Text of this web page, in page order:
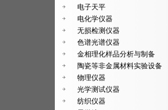
电子天平
电化学仪器
无损检测仪器
色谱光谱仪器
金相理化样品分析与制备
陶瓷等非金属材料实验设备
物理仪器
光学测试仪器
纺织仪器